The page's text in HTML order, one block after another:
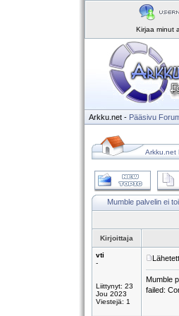
Kirjaa minut
Arkku.net - Pääsivu
Arkku.net
Mumble palvelin ei
Kirjoittaja
vti
-
Liittynyt: 23
Jou 2023
Viestejä: 1
Mumble
failed: